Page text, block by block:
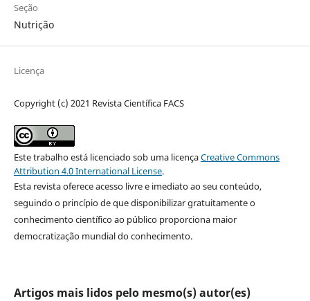
Seção
Nutrição
Licença
Copyright (c) 2021 Revista Científica FACS
Este trabalho está licenciado sob uma licençaCreative Commons
Attribution 4.0 International License.
Esta revista oferece acesso livre e imediato ao seu conteúdo,
seguindo o princípio de que disponibilizar gratuitamente o
conhecimento científico ao público proporciona maior
democratização mundial do conhecimento.
Artigos mais lidos pelo mesmo(s) autor(es)